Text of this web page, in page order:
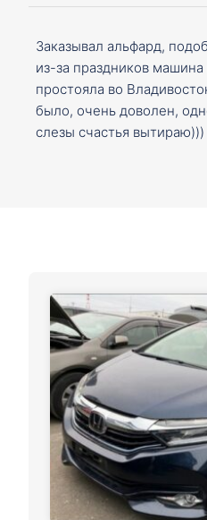
Заказывал альфард,
из-за праздников
простояла во
было, очень доволен,
слезы счастья вытираю)))